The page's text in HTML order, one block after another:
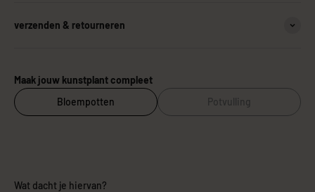
verzenden & retourneren
Maak jouw kunstplant compleet
Bloempotten
Potvulling
Wat dacht je hiervan?